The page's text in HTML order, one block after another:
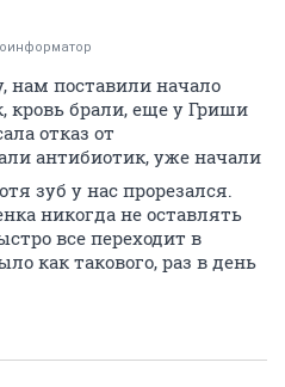
поставили начало
кровь брали, еще у Гриши
отказ от
антибиотик, уже начали
зуб у нас прорезался.
никогда не оставлять
все переходит в
как такового, раз в день